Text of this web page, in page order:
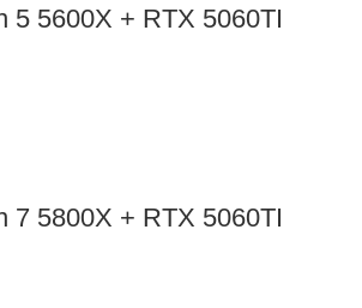
5 5600X + RTX 5060TI
7 5800X + RTX 5060TI